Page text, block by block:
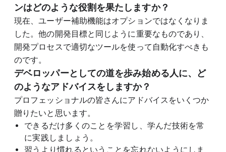
ンはどのような役割を果たしますか？
現在、ユーザー補助機能はオプションではなくなりま
した。他の開発目標と同じように重要なものであり、
開発プロセスで適切なツールを使って自動化すべきも
のです。
デベロッパーとしての道を歩み始める人に、ど
のようなアドバイスをしますか？
プロフェッショナルの皆さんにアドバイスをいくつか
贈りたいと思います。
できるだけ多くのことを学習し、学んだ技術を常
に実践しましょう。
習うより慣れるということを忘れないようにしま